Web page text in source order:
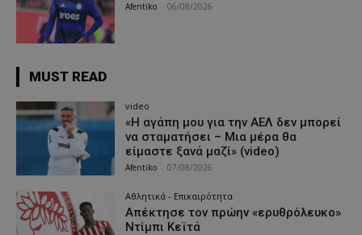
Afentiko 06/08/2026
MUST READ
video
«Η αγάπη μου για την ΑΕΛ δεν μπορεί
να σταματήσει – Μια μέρα θα
είμαστε ξανά μαζί» (video)
Afentiko 07/08/2026
Αθλητικά - Επικαιρότητα
Απέκτησε τον πρώην «ερυθρόλευκο»
Ντίμπι Κεϊτά